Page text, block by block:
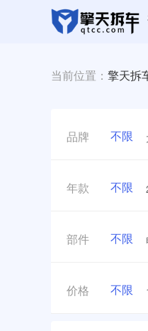
当前位置： 擎天拆
品牌 不限
年款 不限
部件 不限
价格 不限